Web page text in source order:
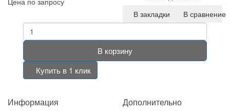
В закладки
В сравнение
В корзину
Купить в 1 клик
Информация Дополнительно